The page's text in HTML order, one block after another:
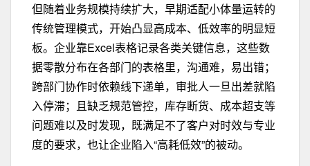
但随着业务规模持续扩大，早期适配小体量运转的
传统管理模式，开始凸显高成本、低效率的明显短
板。企业靠Excel表格记录各类关键信息，这些数
据零散分布在各部门的表格里，沟通难，易出错；
跨部门协作时依赖线下递单，审批人一旦出差就陷
入停滞；且缺乏规范管控，库存断货、成本超支等
问题难以及时发现，既满足不了客户对时效与专业
度的要求，也让企业陷入“高耗低效”的被动。